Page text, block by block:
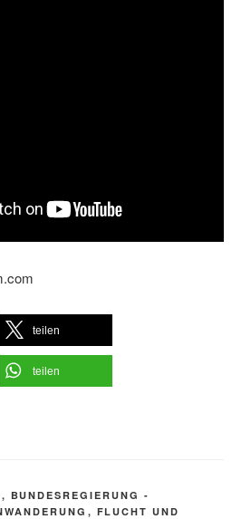
teilen
teilen
, BUNDESREGIERUNG -
, FLUCHT UND